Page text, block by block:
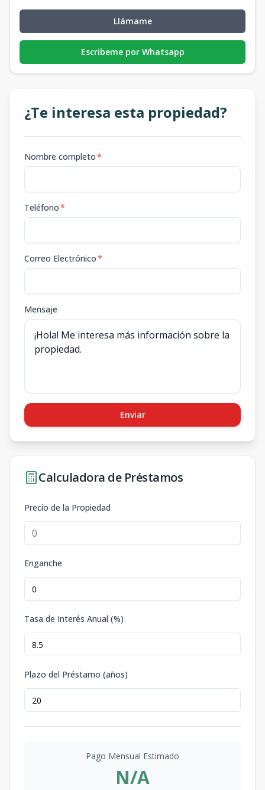
Llámame
Escribeme por Whatsapp
¿Te interesa esta propiedad?
Nombre completo*
Teléfono*
Correo Electrónico*
Mensaje
Enviar
Calculadora de Préstamos
Precio de la Propiedad
Enganche
Tasa de Interés Anual (%)
Plazo del Préstamo (años)
Pago Mensual Estimado
N/A